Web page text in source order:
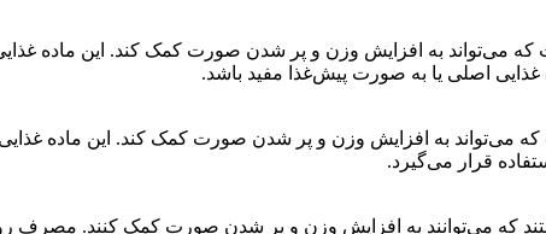
می‌تواند به افزایش وزن و پر شدن صورت کمک کند. این ماده
اصلی یا به صورت پیش‌غذا مفید باشد.
که می‌تواند به افزایش وزن و پر شدن صورت کمک کند. این ماده
قرار می‌گیرد.
که می‌توانند به افزایش وزن و پر شدن صورت کمک کنند. مصرف